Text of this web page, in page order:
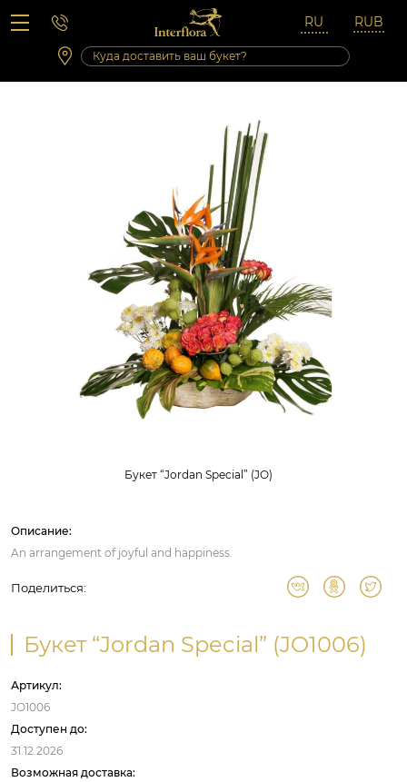
Вопросы-ответы
Сб 10:00 ‐ 14:00
Выходные и праздничные дни
Букет “Jordan Special” (JO)
Описание:
An arrangement of joyful and happiness.
Поделиться:
Букет “Jordan Special” (JO1006)
Артикул:
JO1006
Доступен до:
31.12.2026
Возможная доставка: